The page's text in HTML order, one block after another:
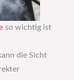
so wichtig ist
die Sicht